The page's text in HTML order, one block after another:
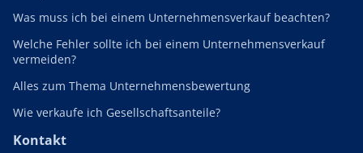
Was muss ich bei einem Unternehmensverkauf beachten?
Welche Fehler sollte ich bei einem Unternehmensverkauf
vermeiden?
Alles zum Thema Unternehmensbewertung
Wie verkaufe ich Gesellschaftsanteile?
Kontakt